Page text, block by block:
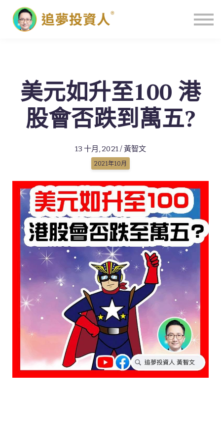
主頁
美元如升至100 港
股會否跌到萬五?
13 十月, 2021 / 黃智文
2021年10月